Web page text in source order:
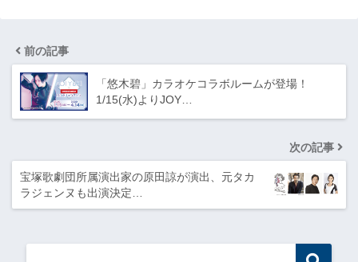
前の記事
「悠木碧」カラオケコラボルームが登場！
1/15(水)よりJOY…
次の記事
宝塚歌劇団所属演出家の原田諒が演出、元タカ
ラジェンヌも出演決定…